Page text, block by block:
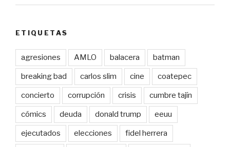
ETIQUETAS
agresiones AMLO balacera batman
breaking bad carlos slim cine coatepec
concierto corrupción crisis cumbre tajín
cómics deuda donald trump eeuu
ejecutados elecciones fidel herrera